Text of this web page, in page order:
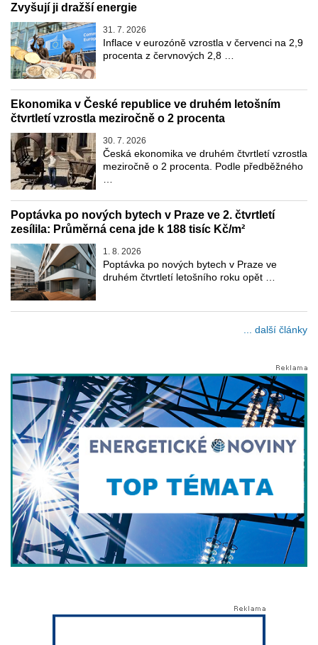
Zvyšují ji dražší energie
31. 7. 2026
Inflace v eurozóně vzrostla v červenci na 2,9
procenta z červnových 2,8 …
Ekonomika v České republice ve druhém letošním
čtvrtletí vzrostla meziročně o 2 procenta
30. 7. 2026
Česká ekonomika ve druhém čtvrtletí vzrostla
meziročně o 2 procenta. Podle předběžného
Poptávka po nových bytech v Praze ve 2. čtvrtletí
zesílila: Průměrná cena jde k 188 tisíc Kč/m²
1. 8. 2026
Poptávka po nových bytech v Praze ve
druhém čtvrtletí letošního roku opět …
... další články